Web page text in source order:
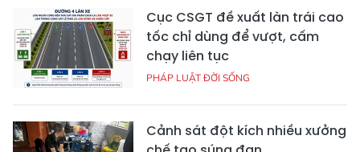
Cục CSGT đề xuất làn trái cao
tốc chỉ dùng để vượt, cấm
chạy liên tục
PHÁP LUẬT ĐỜI SỐNG
Cảnh sát đột kích nhiều xưởng